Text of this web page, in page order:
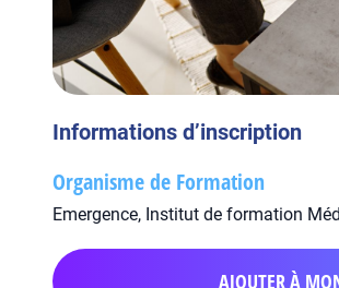
Informations d’inscription
Organisme de Formation
Emergence, Institut de formation
AJOUTER À